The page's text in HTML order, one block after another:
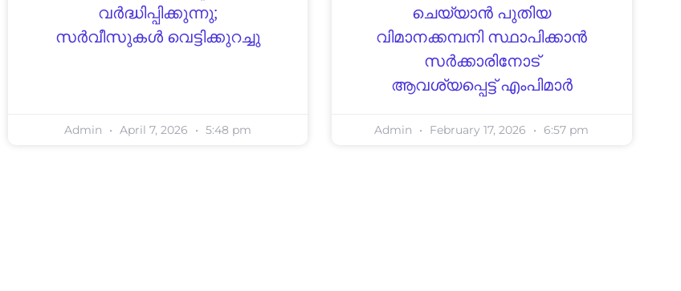
വര്‍ദ്ധിപ്പിക്കുന്നു;
സര്‍വീസുകള്‍ വെട്ടിക്കുറച്ചു
Admin April 7, 2026 5:48 pm
ചെയ്യാന്‍ പുതിയ
വിമാനക്കമ്പനി സ്ഥാപിക്കാന്‍
സര്‍ക്കാരിനോട്
ആവശ്യപ്പെട്ട് എംപിമാര്‍
Admin February 17, 2026 6:57 pm